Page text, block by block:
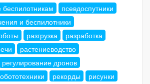
беспилотникам
псевдоспутники
и беспилотники
разгрузка
разработка
растениеводство
регулирование дронов
рекорды
рисунки